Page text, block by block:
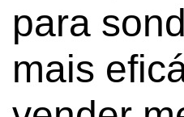
para
mais